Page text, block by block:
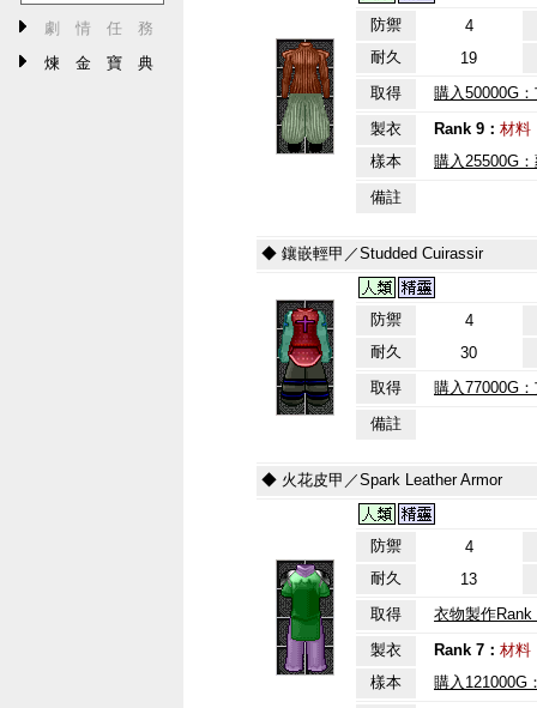
劇 情 任 務
煉 金 寶 典
防禦
4
耐久
19
取得
購入50000G
製衣
Rank 9： 材料
樣本
購入25500G
備註
◆ 鑲嵌輕甲／Studded Cuirassir
防禦
4
耐久
30
取得
購入77000G
備註
◆ 火花皮甲／Spark Leather Armor
防禦
4
耐久
13
取得
衣物製作Rank
製衣
Rank 7： 材料
樣本
購入121000G